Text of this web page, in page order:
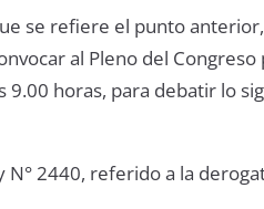
se refiere el punto
al Pleno del Congreso
9.00 horas, para debatir lo
N° 2440, referido a la